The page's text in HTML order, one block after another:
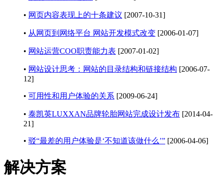
• 网页内容表现上的十条建议 [2007-10-31]
• 从网页到网络平台 网站开发模式改变 [2006-01-07]
• 网站运营COO职责能力表 [2007-01-02]
• 网站设计思考：网站的目录结构和链接结构 [2006-07-
12]
• 可用性和用户体验的关系 [2009-06-24]
• 泰凯英LUXXAN品牌轮胎网站完成设计发布 [2014-04-
21]
• 驳“最差的用户体验是‘不知道该做什么’” [2006-04-06]
解决方案